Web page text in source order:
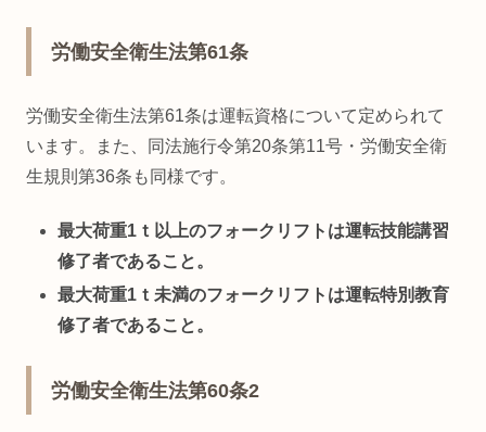
労働安全衛生法第61条
労働安全衛生法第61条は運転資格について定められて
います。また、同法施行令第20条第11号・労働安全衛
生規則第36条も同様です。
最大荷重1ｔ以上のフォークリフトは運転技能講習
修了者であること。
最大荷重1ｔ未満のフォークリフトは運転特別教育
修了者であること。
労働安全衛生法第60条2